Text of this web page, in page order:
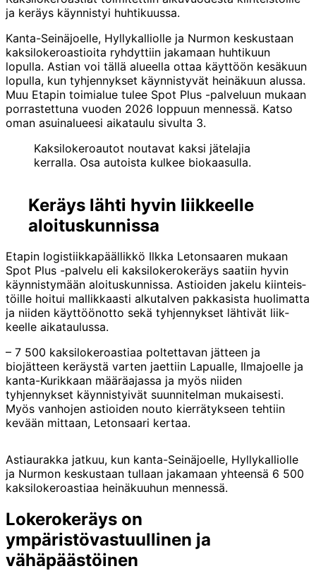
ja keräys käynnistyi huhtikuussa.
Kanta-Seinäjoelle, Hyllykalliolle ja Nurmon keskustaan
kaksilokeroastioita ryhdyttiin jakamaan huhtikuun
lopulla. Astian voi tällä alueella ottaa käyttöön kesäkuun
lopulla, kun tyhjennykset käynnistyvät heinäkuun alussa.
Muu Etapin toimialue tulee Spot Plus -palveluun mukaan
porrastettuna vuoden 2026 loppuun mennessä. Katso
oman asuinalueesi aikataulu sivulta 3.
Kaksilokeroautot noutavat kaksi jätelajia
kerralla. Osa autoista kulkee biokaasulla.
Keräys lähti hyvin liikkeelle
aloitus­kunnissa
Etapin logistiikka­päällikkö Ilkka Leton­saaren mukaan
Spot Plus -palvelu eli kaksi­lokero­keräys saatiin hyvin
käynnis­tymään aloitus­kunnissa. Astioiden jakelu kiinteis­
töille hoitui mallik­kaasti alku­talven pakka­sista huoli­matta
ja niiden käyttöön­otto sekä tyh­jennykset lähti­vät liik­
keelle aika­taulussa.
– 7 500 kaksilokeroastiaa poltettavan jätteen ja
biojätteen keräystä varten jaettiin Lapualle, Ilmajoelle ja
kanta-Kurikkaan määräajassa ja myös niiden
tyhjennykset käynnistyivät suunnitelman mukaisesti.
Myös vanhojen astioiden nouto kierrätykseen tehtiin
kevään mittaan, Letonsaari kertaa.
Astiaurakka jatkuu, kun kanta-Seinäjoelle, Hyllykalliolle
ja Nurmon keskustaan tullaan jakamaan yhteensä 6 500
kaksilokeroastiaa heinäkuuhun mennessä.
Lokerokeräys on
ympäristövastuullinen ja
vähäpäästöinen